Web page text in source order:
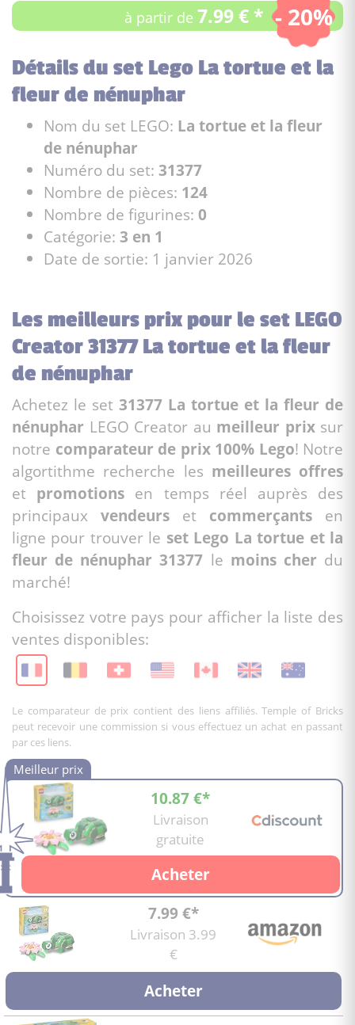
à partir de 7.99 € * - 20%
Détails du set Lego La tortue et la
fleur de nénuphar
Nom du set LEGO: La tortue et la fleur
de nénuphar
Numéro du set: 31377
Nombre de pièces: 124
Nombre de figurines: 0
Catégorie: 3 en 1
Date de sortie: 1 janvier 2026
Les meilleurs prix pour le set LEGO
Creator 31377 La tortue et la fleur
de nénuphar
Achetez le set 31377 La tortue et la fleur de
nénuphar LEGO Creator au meilleur prixsur
notre comparateur de prix 100% Lego! Notre
algortithme recherche les meilleures offres
et promotions en temps réel auprès des
principaux vendeurs et commerçants en
ligne pour trouver le set Lego La tortue et la
fleur de nénuphar 31377 le moins cher du
marché!
Choisissez votre pays pour afficher la liste des
ventes disponibles:
Le comparateur de prix contient des liens affiliés. Temple of Bricks
peut recevoir une commission si vous effectuez un achat en passant
par ces liens.
10.87 €*
Livraison
gratuite
Acheter
7.99 €*
Livraison 3.99
€
Acheter